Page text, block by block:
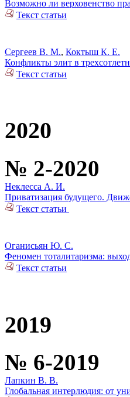
Возможно ли верховенство
Текст статьи
Сергеев В. М., Коктыш К. Е.
Конфликты элит в
Текст статьи
2020
№ 2-2020
Неклесса А. И.
Приватизация будущего.
Текст статьи
Оганисьян Ю. С.
Феномен тоталитаризма:
Текст статьи
2019
№ 6-2019
Лапкин В. В.
Глобальная интерлюдия: от